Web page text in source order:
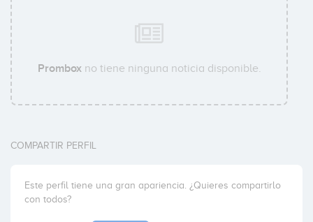
Promboxno tiene ninguna noticia disponible.
COMPARTIR PERFIL
Este perfil tiene una gran apariencia. ¿Quieres compartirlo
con todos?